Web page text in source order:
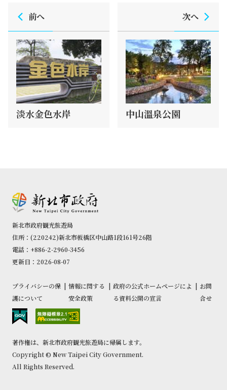
前へ
淡水金色水岸
次へ
中山溫泉公園
新北市政府観光旅遊局
住所：(220242)新北市板橋区中山路1段161号26階
電話：+886-2-2960-3456
更新日：2026-08-07
プライバシーの保
護について
| 情報に関する
安全政策
| 政府の公式ホームページによ
る資料公開の宣言
| お問
合せ
著作権は、新北市政府観光旅遊局に帰属します。
Copyright © New Taipei City Government.
All Rights Reserved.